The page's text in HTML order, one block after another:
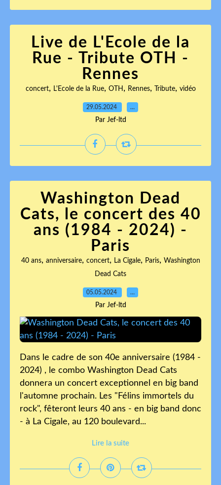
Live de L'Ecole de la
Rue - Tribute OTH -
Rennes
concert, L'Ecole de la Rue, OTH , Rennes, Tribute, vidéo
29.05.2024 …
Par Jef-ltd
Washington Dead
Cats, le concert des 40
ans (1984 - 2024) -
Paris
40 ans, anniversaire, concert, La Cigale, Paris, Washington
Dead Cats
05.05.2024 …
Par Jef-ltd
Dans le cadre de son 40e anniversaire (1984 -
2024) , le combo Washington Dead Cats
donnera un concert exceptionnel en big band
l'automne prochain. Les "Félins immortels du
rock", fêteront leurs 40 ans - en big band donc
- à La Cigale, au 120 boulevard...
Lire la suite